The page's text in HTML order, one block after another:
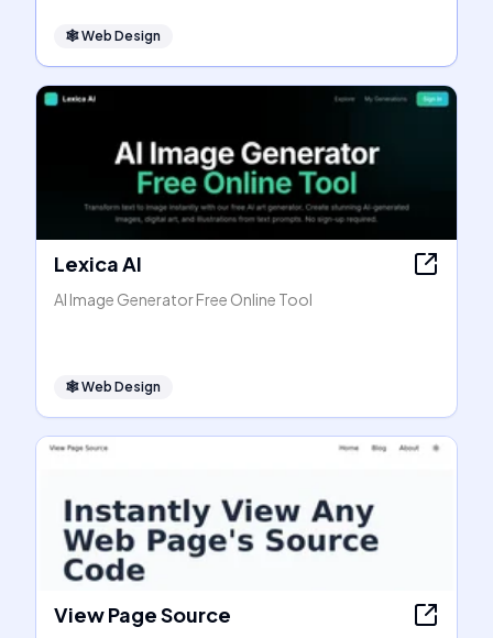
🕸Web Design
Lexica AI
AI Image Generator Free Online Tool
🕸Web Design
View Page Source